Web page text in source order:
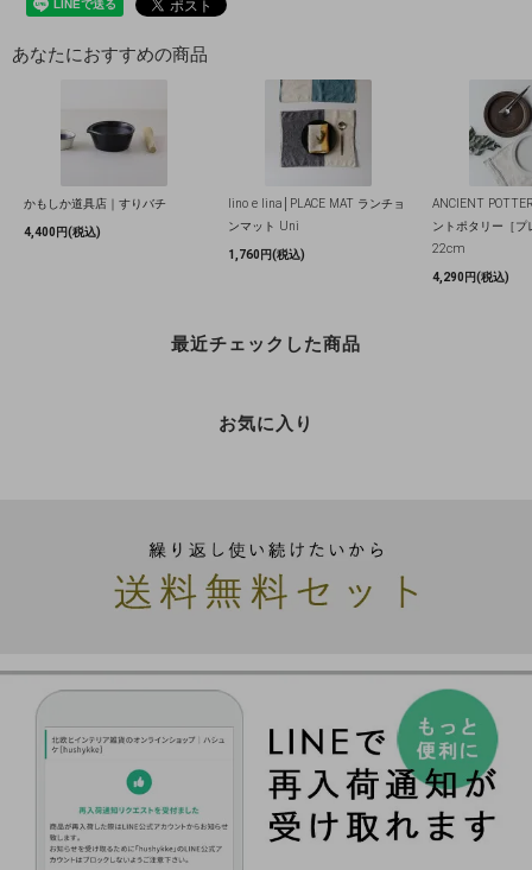
あなたにおすすめの商品
かもしか道具店｜すりバチ
4,400円(税込)
lino e lina│PLACE MAT ランチョ
ンマット Uni
1,760円(税込)
ANCIENT
ントポタリー［プ
22cm
4,290円(税込)
最近チェックした商品
お気に入り